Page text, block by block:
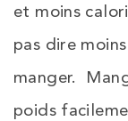
et moins
pas dire
manger.
poids